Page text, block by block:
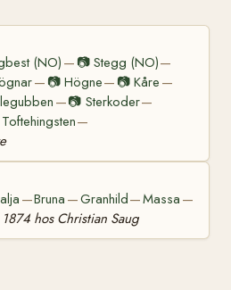
(NO) — 📷 Stegg (NO)—
— 📷 Högne— 📷 Kåre —
—📷 Sterkoder—
—
—Bruna —Granhild—Massa —
hos Christian Saug